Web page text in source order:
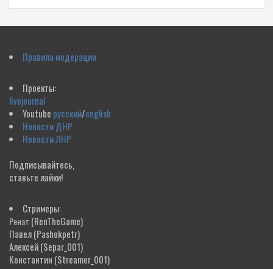
Правила модерации
Проекты:
livejournal
Youtube русский/english
Новости ДНР
Новости ЛНР
Подписывайтесь,
ставьте лайки!
Стримеры:
Ренат (RenTheGame)
Павел(Pashokpetr)
Алексей(Separ_001)
Константин (Streamer_001)